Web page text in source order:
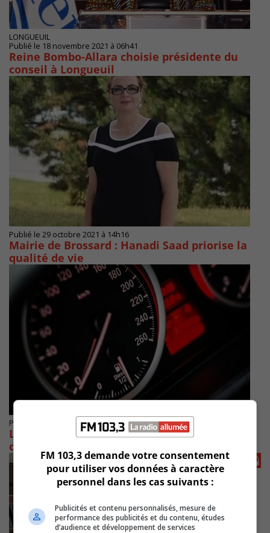
LONGUEUIL
Publié le 18 novembre 2021 à 06h41
Reine Bombo-Allara choisie présidente du
conseil à Longueuil
Publié le 29 octobre 2021 à 14h16
Mairie de Brossard : Hanadi Saad priorise la
qualité de vie
Publié le 13 septembre 2021 à 16h49
Les rues de Longueuil sont des pistes de
course selon Jacques Létourneau
FM 103,3 demande votre consentement
pour utiliser vos données à caractère
personnel dans les cas suivants :
Publicités et contenu personnalisés, mesure de
performance des publicités et du contenu, études
d’audience et développement de services